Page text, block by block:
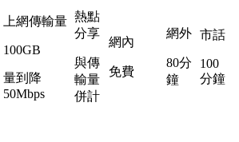
上網傳輸量
100GB
量到降
50Mbps
熱點
分享
與傳
輸量
併計
網內
免費
網外
80分
鐘
市話
100
分鐘